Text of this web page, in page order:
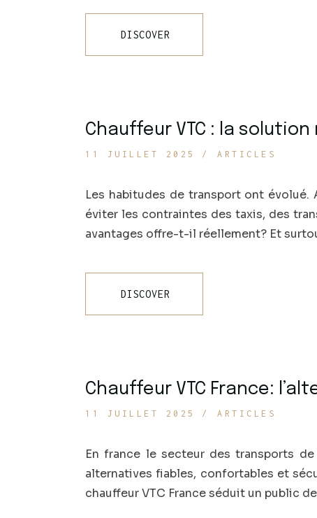
DISCOVER
Chauffeur VTC : la
11 JUILLET 2025 ARTICLES
Les habitudes de transport ont évolué.
éviter les contraintes des taxis, des
avantages offre-t-il réellement? Et
DISCOVER
Chauffeur VTC France:
11 JUILLET 2025 ARTICLES
En france le secteur des transports
alternatives fiables, confortables et
chauffeur VTC France séduit un public